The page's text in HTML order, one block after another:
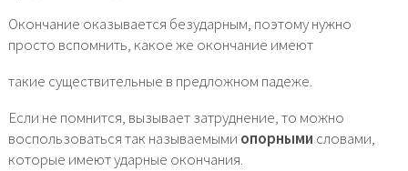
Окончание оказывается безударным, поэтому нужно
просто вспомнить, какое же окончание имеют
такие существительные в предложном падеже.
Если не помнится, вызывает затруднение, то можно
воспользоваться так называемыми опорными словами,
которые имеют ударные окончания.